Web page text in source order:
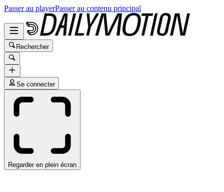
Passer au playerPasser au contenu principal
Rechercher
Se connecter
Regarder en plein écran